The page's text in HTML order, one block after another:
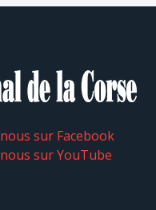
sur Facebook
sur YouTube